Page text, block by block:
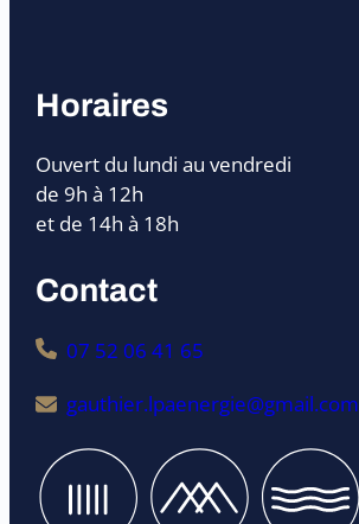
Horaires
Ouvert du lundi au vendredi
de 9h à 12h
et de 14h à 18h
Contact
07 52 06 41 65
gauthier.lpaenergie@gmail.com